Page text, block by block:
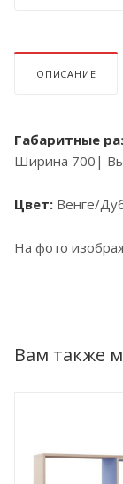
ОПИСАНИЕ
Габаритные
Ширина 700|
Цвет: Венге/
На фото
Вам также